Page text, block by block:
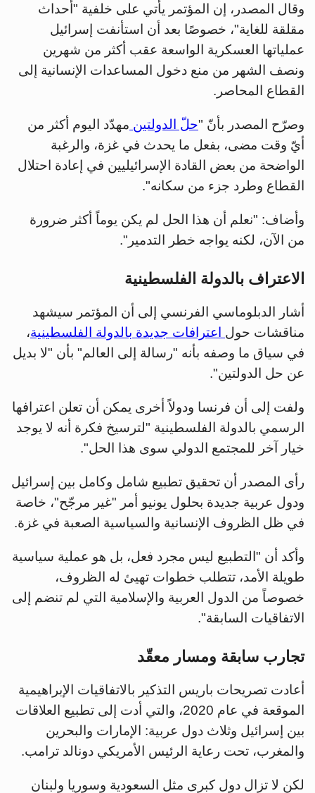
وقال المصدر، إن المؤتمر يأتي على خلفية "أحداث
مقلقة للغاية"، خصوصًا بعد أن استأنفت إسرائيل
عملياتها العسكرية الواسعة عقب أكثر من شهرين
ونصف الشهر من منع دخول المساعدات الإنسانية إلى
القطاع المحاصر.
وصرّح المصدر بأنّ "حلّ الدولتين مهدّد اليوم أكثر من
أيّ وقت مضى، بفعل ما يحدث في غزة، والرغبة
الواضحة من بعض القادة الإسرائيليين في إعادة احتلال
القطاع وطرد جزء من سكانه".
وأضاف: "نعلم أن هذا الحل لم يكن يوماً أكثر ضرورة
من الآن، لكنه يواجه خطر التدمير".
الاعتراف بالدولة الفلسطينية
أشار الدبلوماسي الفرنسي إلى أن المؤتمر سيشهد
مناقشات حول اعترافات جديدة بالدولة الفلسطينية،
في سياق ما وصفه بأنه "رسالة إلى العالم" بأن "لا بديل
عن حل الدولتين".
ولفت إلى أن فرنسا ودولاً أخرى يمكن أن تعلن اعترافها
الرسمي بالدولة الفلسطينية "لترسيخ فكرة أنه لا يوجد
خيار آخر للمجتمع الدولي سوى هذا الحل".
رأى المصدر أن تحقيق تطبيع شامل وكامل بين إسرائيل
ودول عربية جديدة بحلول يونيو أمر "غير مرجّح"، خاصة
في ظل الظروف الإنسانية والسياسية الصعبة في غزة.
وأكد أن "التطبيع ليس مجرد فعل، بل هو عملية سياسية
طويلة الأمد، تتطلب خطوات تهيئ له الظروف،
خصوصاً من الدول العربية والإسلامية التي لم تنضم إلى
الاتفاقيات السابقة".
تجارب سابقة ومسار معقّد
أعادت تصريحات باريس التذكير بالاتفاقيات الإبراهيمية
الموقعة في عام 2020، والتي أدت إلى تطبيع العلاقات
بين إسرائيل وثلاث دول عربية: الإمارات والبحرين
والمغرب، تحت رعاية الرئيس الأمريكي دونالد ترامب.
لكن لا تزال دول كبرى مثل السعودية وسوريا ولبنان